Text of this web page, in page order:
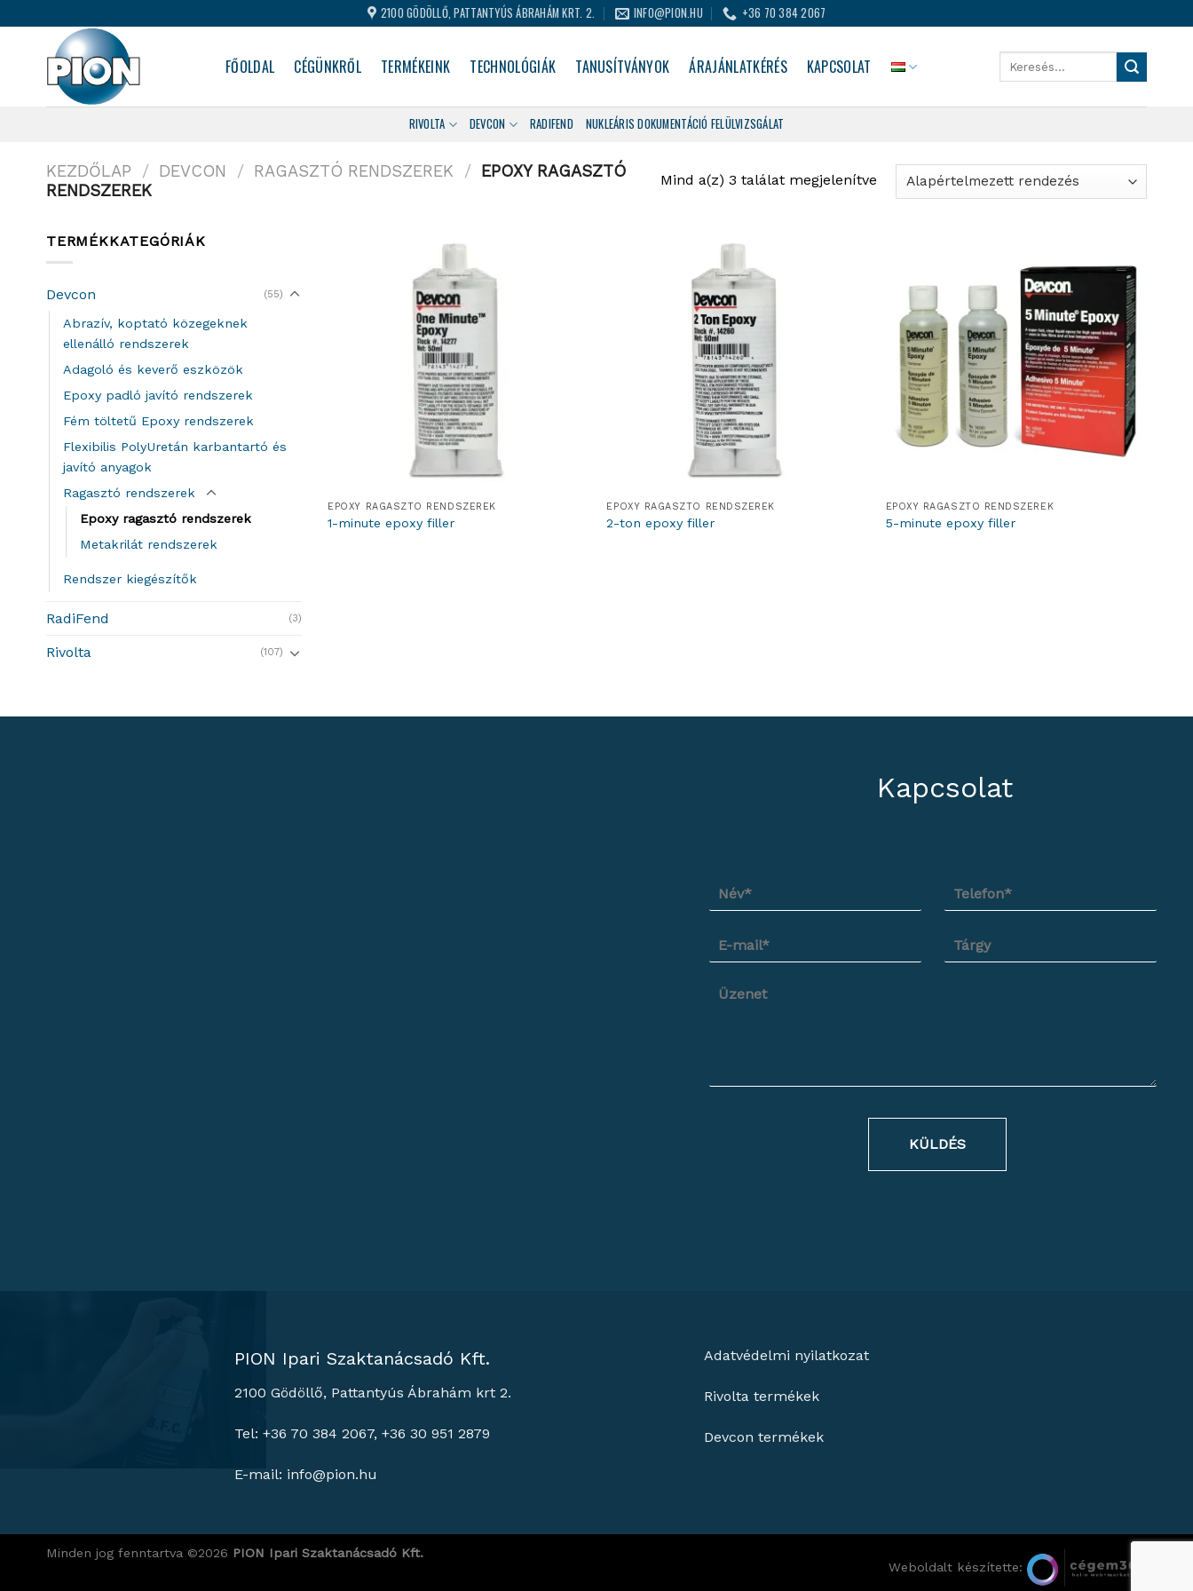
to
content
2100 GÖDÖLLŐ, PATTANTYÚS ÁBRAHÁM KRT. 2. INFO@PION.HU +36 70 384 2067
FŐOLDAL CÉGÜNKRŐL TERMÉKEINK TECHNOLÓGIÁK TANUSÍTVÁNYOK ÁRAJÁNLATKÉRÉS KAPCSOLAT
RIVOLTA DEVCON RADIFEND NUKLEÁRIS DOKUMENTÁCIÓ FELÜLVIZSGÁLAT
KEZDŐLAP / DEVCON / RAGASZTÓ RENDSZEREK /
EPOXY RAGASZTÓ
RENDSZEREK
Mind a(z) 3 találat megjelenítve
TERMÉKKATEGÓRIÁK
Devcon (55)
Abrazív, koptató közegeknek
ellenálló rendszerek
Adagoló és keverő eszközök
Epoxy padló javító rendszerek
Fém töltetű Epoxy rendszerek
Flexibilis PolyUretán karbantartó és
javító anyagok
Ragasztó rendszerek
Epoxy ragasztó rendszerek
Metakrilát rendszerek
Rendszer kiegészítők
RadiFend (3)
Rivolta (107)
EPOXY RAGASZTÓ RENDSZEREK
1-minute epoxy filler
EPOXY RAGASZTÓ RENDSZEREK
2-ton epoxy filler
EPOXY RAGASZTÓ RENDSZEREK
5-minute epoxy filler
Kapcsolat
KÜLDÉS
PION Ipari Szaktanácsadó Kft.
2100 Gödöllő, Pattantyús Ábrahám krt 2.
Tel: +36 70 384 2067, +36 30 951 2879
E-mail: info@pion.hu
Adatvédelmi nyilatkozat
Rivolta termékek
Devcon termékek
Weboldalt készítette:
Minden jog fenntartva ©2026 PION Ipari Szaktanácsadó Kft.